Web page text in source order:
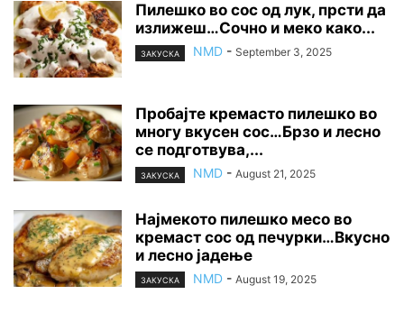
Пилешко во сос од лук, прсти да
излижеш…Сочно и меко како...
ЗАКУСКА NMD - September 3, 2025
Пробајте кремасто пилешко во
многу вкусен сос…Брзо и лесно
се подготвува,...
ЗАКУСКА NMD - August 21, 2025
Најмекото пилешко месо во
кремаст сос од печурки…Вкусно
и лесно јадење
ЗАКУСКА NMD - August 19, 2025